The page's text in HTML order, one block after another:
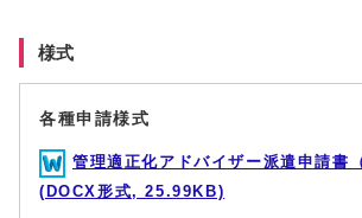
様式
各種申請様式
管理適正化アドバイザー派遣申請書
(DOCX形式, 25.99KB)